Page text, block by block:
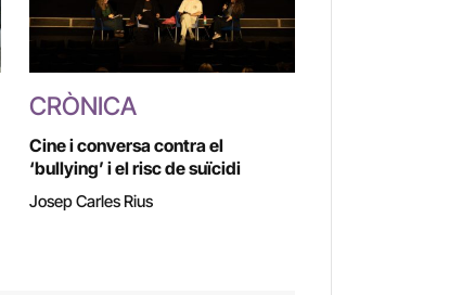
CRÒNICA
Cine i conversa contra el
‘bullying’ i el risc de suïcidi
Josep Carles Rius